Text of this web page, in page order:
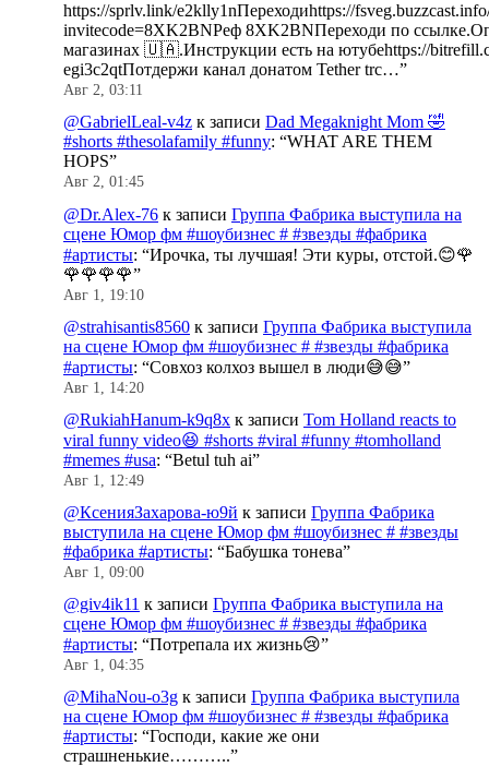
https://sprlv.link/e2klly1nПереходиhttps://
invitecode=8XK2BNРеф 8XK2BNПереходи по
магазинах 🇺🇦.Инструкции есть на ютубеhttps://
egi3c2qtПотдержи канал донатом Tether trc…”
Авг 2, 03:11
@GabrielLeal-v4z к записи Dad Megaknight Mom 🤣
#shorts #thesolafamily #funny: “WHAT ARE THEM
HOPS”
Авг 2, 01:45
@Dr.Alex-76 к записи Группа Фабрика выступила на
сцене Юмор фм #шоубизнес # #звезды #фабрика
#артисты: “Ирочка, ты лучшая! Эти куры, отстой.😊🌹
🌹🌹🌹🌹”
Авг 1, 19:10
@strahisantis8560 к записи Группа Фабрика выступила
на сцене Юмор фм #шоубизнес # #звезды #фабрика
#артисты: “Совхоз колхоз вышел в люди😅😅”
Авг 1, 14:20
@RukiahHanum-k9q8x к записи Tom Holland reacts to
viral funny video😆 #shorts #viral #funny #tomholland
#memes #usa: “Betul tuh ai”
Авг 1, 12:49
@КсенияЗахарова-ю9й к записи Группа Фабрика
выступила на сцене Юмор фм #шоубизнес # #звезды
#фабрика #артисты: “Бабушка тонева”
Авг 1, 09:00
@giv4ik11 к записи Группа Фабрика выступила на
сцене Юмор фм #шоубизнес # #звезды #фабрика
#артисты: “Потрепала их жизнь😢”
Авг 1, 04:35
@MihaNou-o3g к записи Группа Фабрика выступила
на сцене Юмор фм #шоубизнес # #звезды #фабрика
#артисты: “Господи, какие же они
страшненькие………..”